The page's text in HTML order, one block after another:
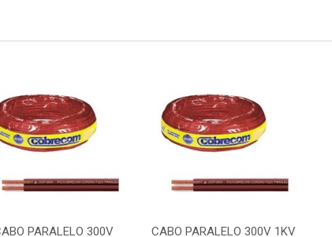
PARALELO 300V
CABO PARALELO 300V 1KV